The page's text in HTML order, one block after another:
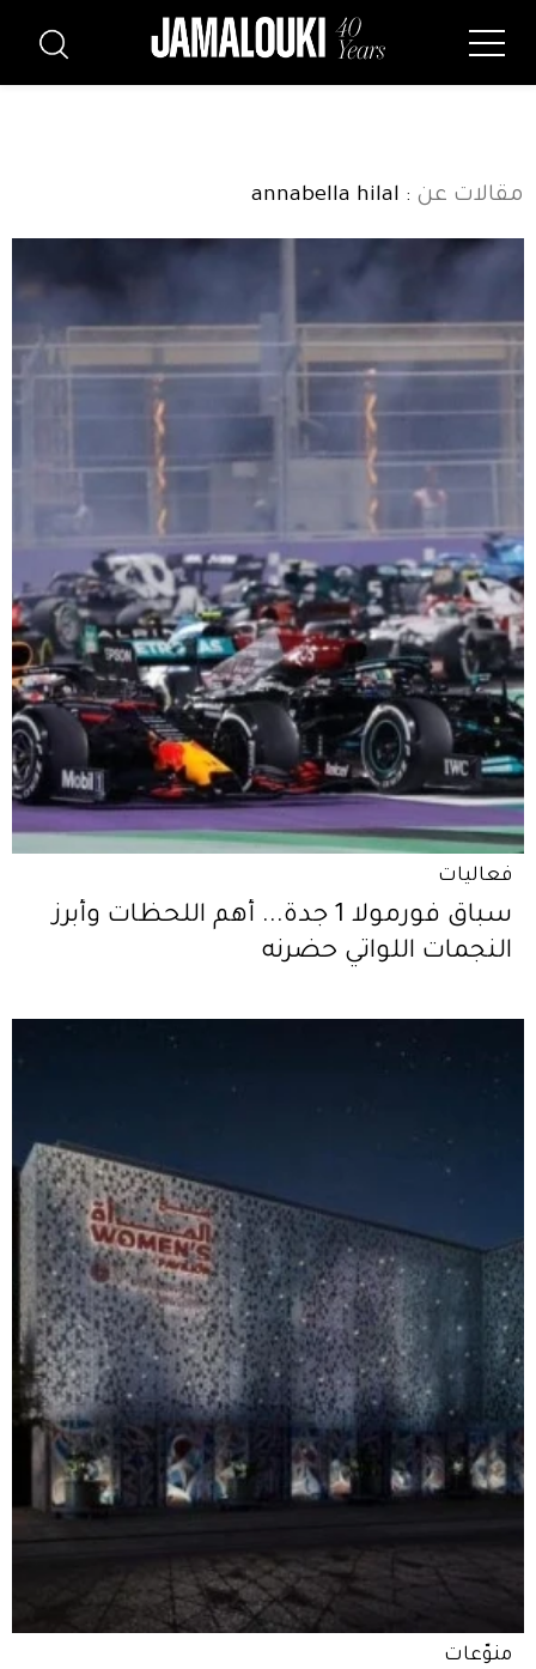
مقالات عن : annabella hilal
فعاليات
سباق فورمولا 1 جدة... أهم اللحظات وأبرز
النجمات اللواتي حضرنه
منوّعات